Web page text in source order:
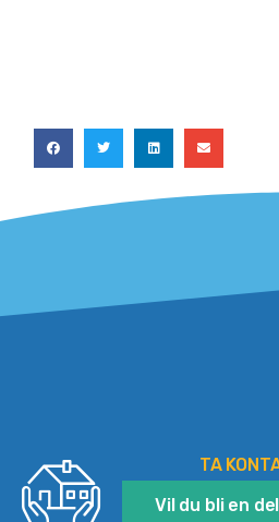
TA
Vil du bli en